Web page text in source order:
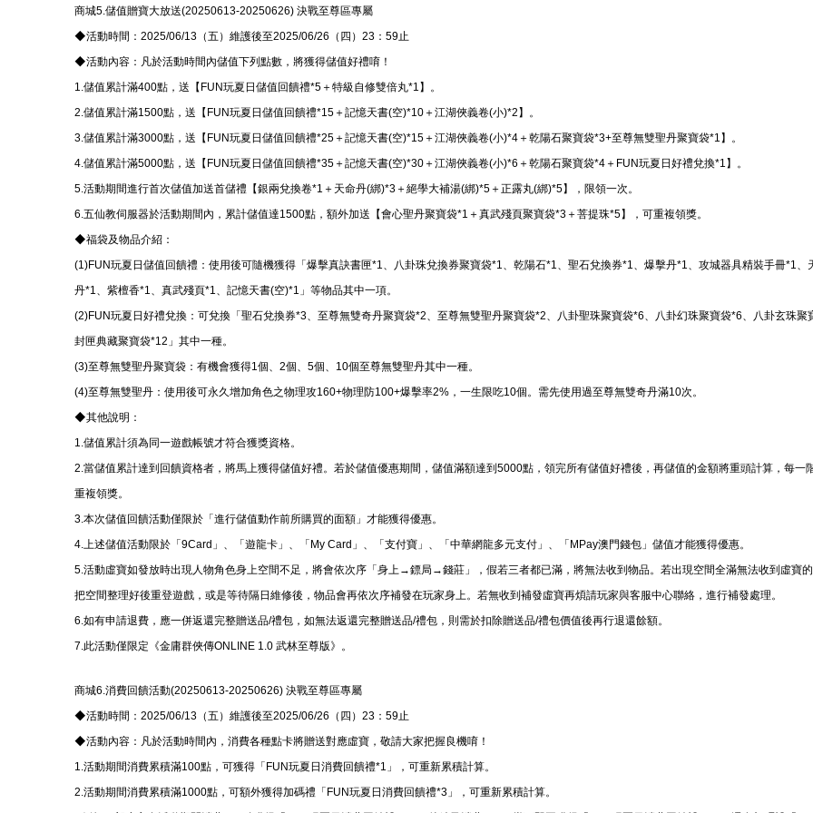
商城5.儲值贈寶大放送(20250613-20250626) 決戰至尊區專屬
◆活動時間：2025/06/13（五）維護後至2025/06/26（四）23：59止
◆活動內容：凡於活動時間內儲值下列點數，將獲得儲值好禮唷！
1.儲值累計滿400點，送【FUN玩夏日儲值回饋禮*5＋特級自修雙倍丸*1】。
2.儲值累計滿1500點，送【FUN玩夏日儲值回饋禮*15＋記憶天書(空)*10＋江湖俠義卷(小)*2】。
3.儲值累計滿3000點，送【FUN玩夏日儲值回饋禮*25＋記憶天書(空)*15＋江湖俠義卷(小)*4＋乾陽石聚寶袋*3+至尊無雙聖丹聚寶袋*1】。
4.儲值累計滿5000點，送【FUN玩夏日儲值回饋禮*35＋記憶天書(空)*30＋江湖俠義卷(小)*6＋乾陽石聚寶袋*4＋FUN玩夏日好禮兌換*1】。
5.活動期間進行首次儲值加送首儲禮【銀兩兌換卷*1＋天命丹(綁)*3＋絕學大補湯(綁)*5＋正露丸(綁)*5】，限領一次。
6.五仙教伺服器於活動期間內，累計儲值達1500點，額外加送【會心聖丹聚寶袋*1＋真武殘頁聚寶袋*3＋菩提珠*5】，可重複領獎。
◆福袋及物品介紹：
(1)FUN玩夏日儲值回饋禮：使用後可隨機獲得「爆擊真訣書匣*1、八卦珠兌換券聚寶袋*1、乾陽石*1、聖石兌換券*1、爆擊丹*1、攻城器具精裝手冊*1、
丹*1、紫檀香*1、真武殘頁*1、記憶天書(空)*1」等物品其中一項。
(2)FUN玩夏日好禮兌換：可兌換「聖石兌換券*3、至尊無雙奇丹聚寶袋*2、至尊無雙聖丹聚寶袋*2、八卦聖珠聚寶袋*6、八卦幻珠聚寶袋*6、八卦玄珠聚
封匣典藏聚寶袋*12」其中一種。
(3)至尊無雙聖丹聚寶袋：有機會獲得1個、2個、5個、10個至尊無雙聖丹其中一種。
(4)至尊無雙聖丹：使用後可永久增加角色之物理攻160+物理防100+爆擊率2%，一生限吃10個。需先使用過至尊無雙奇丹滿10次。
◆其他說明：
1.儲值累計須為同一遊戲帳號才符合獲獎資格。
2.當儲值累計達到回饋資格者，將馬上獲得儲值好禮。若於儲值優惠期間，儲值滿額達到5000點，領完所有儲值好禮後，再儲值的金額將重頭計算，每一
重複領獎。
3.本次儲值回饋活動僅限於「進行儲值動作前所購買的面額」才能獲得優惠。
4.上述儲值活動限於「9Card」、「遊龍卡」、「My Card」、「支付寶」、「中華網龍多元支付」、「MPay澳門錢包」儲值才能獲得優惠。
5.活動虛寶如發放時出現人物角色身上空間不足，將會依次序「身上→鏢局→錢莊」，假若三者都已滿，將無法收到物品。若出現空間全滿無法收到虛寶
把空間整理好後重登遊戲，或是等待隔日維修後，物品會再依次序補發在玩家身上。若無收到補發虛寶再煩請玩家與客服中心聯絡，進行補發處理。
6.如有申請退費，應一併返還完整贈送品/禮包，如無法返還完整贈送品/禮包，則需於扣除贈送品/禮包價值後再行退還餘額。
7.此活動僅限定《金庸群俠傳ONLINE 1.0 武林至尊版》。
商城6.消費回饋活動(20250613-20250626) 決戰至尊區專屬
◆活動時間：2025/06/13（五）維護後至2025/06/26（四）23：59止
◆活動內容：凡於活動時間內，消費各種點卡將贈送對應虛寶，敬請大家把握良機唷！
1.活動期間消費累積滿100點，可獲得「FUN玩夏日消費回饋禮*1」，可重新累積計算。
2.活動期間消費累積滿1000點，可額外獲得加碼禮「FUN玩夏日消費回饋禮*3」，可重新累積計算。